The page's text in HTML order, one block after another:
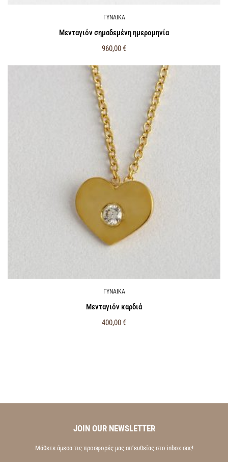
ΓΥΝΑΙΚΑ
Μενταγιόν σημαδεμένη ημερομηνία
960,00€
ΓΥΝΑΙΚΑ
Μενταγιόν καρδιά
400,00€
JOIN OUR NEWSLETTER
Μάθετε άμεσα τις προσφορές μας απ’ευθείας στο inbox σας!